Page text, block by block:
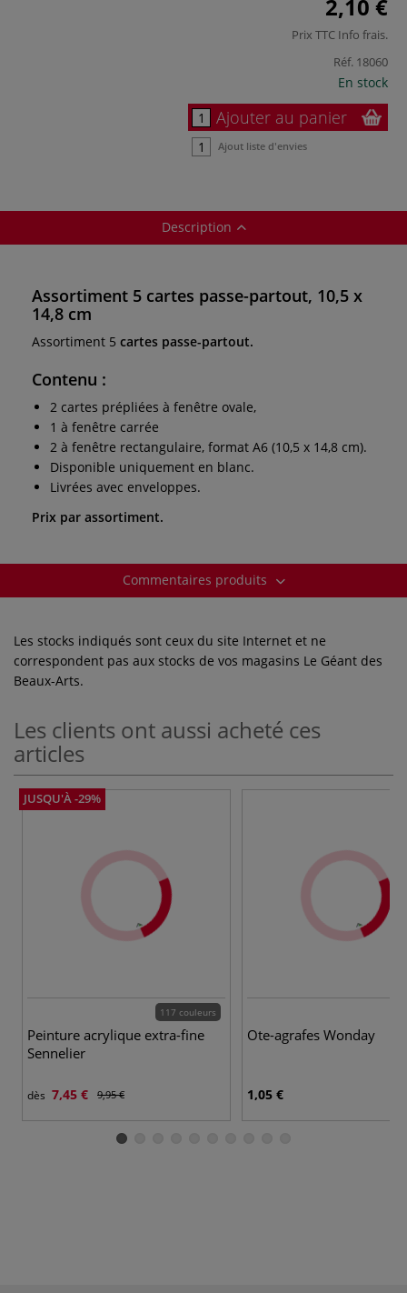
2,10 €
Prix TTC Info frais.
Réf. 18060
En stock
Ajouter au panier
Ajout liste d'envies
Description
Assortiment 5 cartes passe-partout, 10,5 x
14,8 cm
Assortiment 5 cartes passe-partout.
Contenu :
2 cartes prépliées à fenêtre ovale,
1 à fenêtre carrée
2 à fenêtre rectangulaire, format A6 (10,5 x 14,8 cm).
Disponible uniquement en blanc.
Livrées avec enveloppes.
Prix par assortiment.
Commentaires produits
Les stocks indiqués sont ceux du site Internet et ne
correspondent pas aux stocks de vos magasins Le Géant des
Beaux-Arts.
Les clients ont aussi acheté ces
articles
JUSQU'À -29%
117 couleurs
Peinture acrylique extra-fine
Sennelier
dès 7,45 € 9,95 €
Ote-agrafes Wonday
1,05 €